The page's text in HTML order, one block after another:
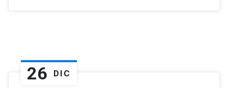
26 DIC